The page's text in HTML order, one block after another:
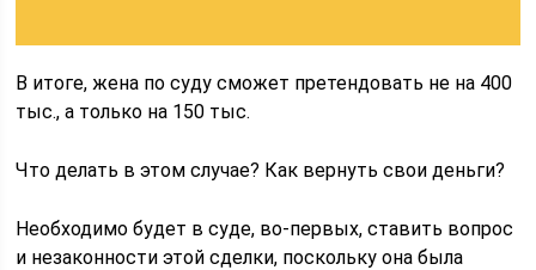
В итоге, жена по суду сможет претендовать не на 400
тыс., а только на 150 тыс.
Что делать в этом случае? Как вернуть свои деньги?
Необходимо будет в суде, во-первых, ставить вопрос
и незаконности этой сделки, поскольку она была